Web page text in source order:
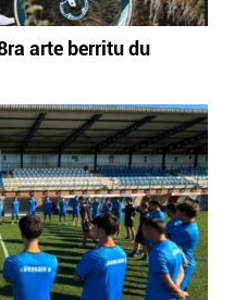
arte berritu du